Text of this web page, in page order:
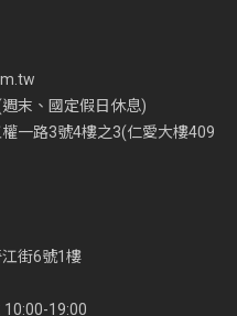
末、國定假日休息)
一路3號4樓之3(仁愛大樓409
街6號1樓
10:00-19:00